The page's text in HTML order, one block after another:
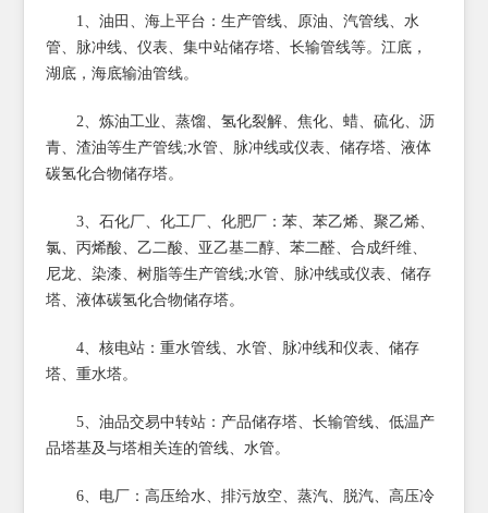
1、油田、海上平台：生产管线、原油、汽管线、水
管、脉冲线、仪表、集中站储存塔、长输管线等。江底，
湖底，海底输油管线。
2、炼油工业、蒸馏、氢化裂解、焦化、蜡、硫化、沥
青、渣油等生产管线;水管、脉冲线或仪表、储存塔、液体
碳氢化合物储存塔。
3、石化厂、化工厂、化肥厂：苯、苯乙烯、聚乙烯、
氯、丙烯酸、乙二酸、亚乙基二醇、苯二醛、合成纤维、
尼龙、染漆、树脂等生产管线;水管、脉冲线或仪表、储存
塔、液体碳氢化合物储存塔。
4、核电站：重水管线、水管、脉冲线和仪表、储存
塔、重水塔。
5、油品交易中转站：产品储存塔、长输管线、低温产
品塔基及与塔相关连的管线、水管。
6、电厂：高压给水、排污放空、蒸汽、脱汽、高压冷